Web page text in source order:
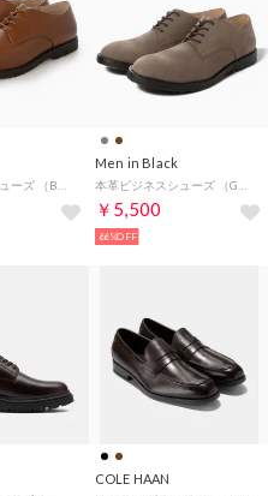
Men in Black
￥5,500
66%OFF
COLE HAAN